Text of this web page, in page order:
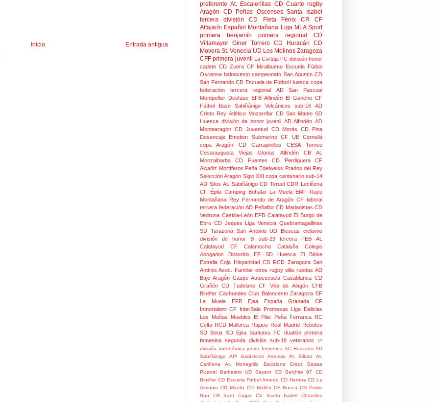
Entrada antigua
Inicio
preferente At. Escalerillas CD Cuarte rugby
Aragón
CD Peñas Oscenses Santa Isabel
tercera división
CD Fleta Fénix CR
CF
Alfajarín Español Montañana Liga MLA Sport
primera benjamín
primera regional
CD
Villamayor Giner Torrero CD Huracán
CD
Movera St. Venecia UD Los Molinos Zaragoza
CFF primera juvenil La Cartuja FC división honor
cadete CD Zuera CF Miralbueno Escuela Fútbol
Oscense baloncesto campeonato San Agustín CD
San Fernando CD Escuela de Fútbol Huesca copa
federación
tercera regional
AD San Pascual
Montpellier Desfase EFB Alfindén El Gancho CF
Fútbol Base Sabiñánigo
Volcánicos sub-16
AD
Cristo Rey Atlético Mozarrifar CD San Mateo SD
Huesca división de honor juvenil AD Alfindén AD
Montearagón CD Juventud CD Morés
CD Pina
Desencaje
Emotion Submarino CF
UE Cornellá
copa Aragón
CD Garrapinillos CESA
Torneo
Cesaraugusta
Viejas Glorias Alfindén CB
At.
Monzalbarba
CD Fuentes CD Perdiguera
CF
Alcañiz Mortíferos Peña Edelweiss Prados del Rey
Selección Aragón Siglo XXI copa centenario sub-14
AD Silos At. Sabiñánigo CD Teruel CDR Leciñena
CF Épila Camping Bohalar La Muela EMF Rayo
Montañana Rey Fernando de Aragón CF laboral
tercera federación AD Peñaflor CD Marianistas CD
Vedruna Castilla-León EFB Calatayud El Burgo de
Ebro CD Jeques Liga Venecia Quebrantagallinas
SD Tarazona San Antonio UD Biescas
ciclismo
división de honor B
sub-23 tercera FEB
At.
Calatayud
CF Calamocha Cataluña
Colegio
Abogados
Disturbio EF SD Huesca
El Bloke
Estrella Coja Hispanidad CD RCD Zaragoza San
Andrés Asoc. Familiar otros rugby silla ruedas AD
Bajo Aragón Caspe Autoescuela Casablanca CD
Grañén
CD Tudelano CF Villa de Alagón
CFB
Binéfar Cachondeo Club Baloncesto Zaragoza EF
La Muela
EFB Ejea España
Granada CF
Inmortalem CF InterSala Promesas
Liga Delicias
Los Moñas
Muebles El Pilar Peña Ferranca RC
Celta RCD Mallorca Rajaos Real Madrid Rebotes
SD Borja SD Ejea Santutxu FC duatlón primera
femenina segunda división sub-18 veteranos
1ª
división autonómica junior femenina AC Rozzano AD
Sabiñánigo
API Galácticos Asturias At. Bilbao
At.
Cariñena
At. Monegrillo Badalona Dracs
Balsas
Picarral
Barbastro UD Bayern CD Belchite 97
CD
Binéfar CD Escuela Fútbol Arnedo CD Herrera CD La
Almunia CD Maella CD Mallén CF Illueca CN Poble
Nou
CR Sant Cugat CV Santa Isabel
Chavales